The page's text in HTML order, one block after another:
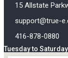
15 Allstate
support@true-
416-878-0880
Tuesday to